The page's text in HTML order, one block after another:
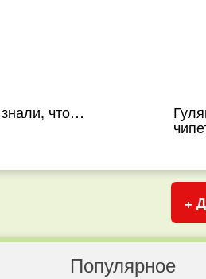
что…
+
Популярное